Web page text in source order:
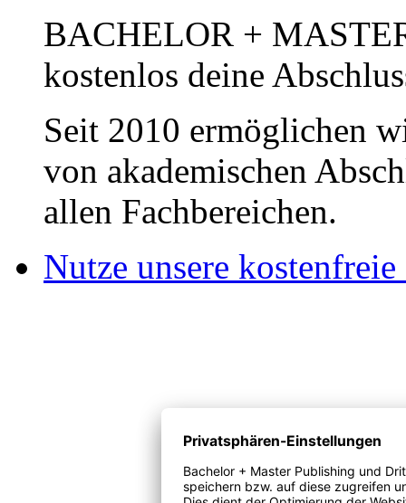
BACHELOR +
kostenlos deine
Seit 2010 ermöglichen
von akademischen
allen Fachbereichen.
Nutze unsere